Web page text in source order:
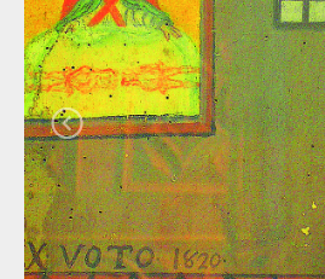
BÉNÉVOLES
CONTACTS
PRESS